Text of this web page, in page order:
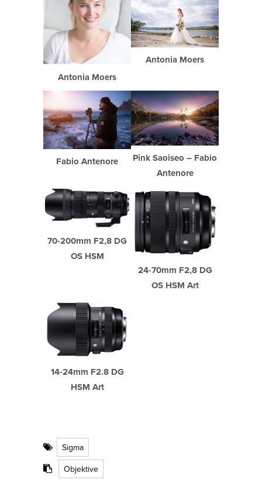
Antonia Moers
Antonia Moers
Fabio Antenore
Pink Saoiseo – Fabio
Antenore
70-200mm F2,8 DG
OS HSM
24-70mm F2,8 DG
OS HSM Art
14-24mm F2.8 DG
HSM Art
Sigma
Objektive